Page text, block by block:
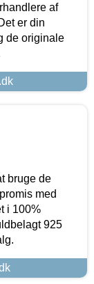
af
er din
de originale
bruge de
med
i 100%
925